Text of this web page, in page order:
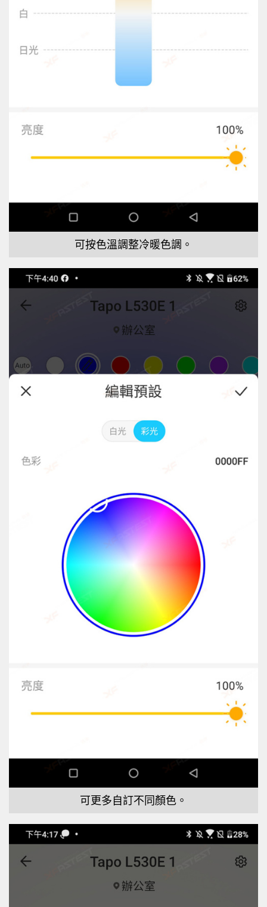
可按色溫調整冷暖色調。
可更多自訂不同顏色。